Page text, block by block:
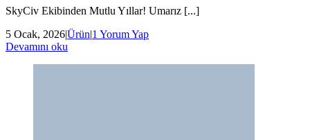
SkyCiv Ekibinden Mutlu Yıllar! Umarız [...]
5 Ocak, 2026|Ürün|1 Yorum Yap
Devamını oku